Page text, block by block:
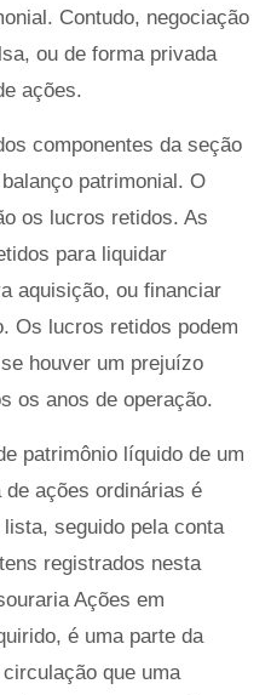
Contudo, negociação
ou de forma privada
ações.
componentes da seção
patrimonial. O
os lucros retidos. As
para liquidar
aquisição, ou financiar
Os lucros retidos podem
houver um prejuízo
os anos de operação.
patrimônio líquido de um
ações ordinárias é
seguido pela conta
registrados nesta
Ações em
é uma parte da
que uma